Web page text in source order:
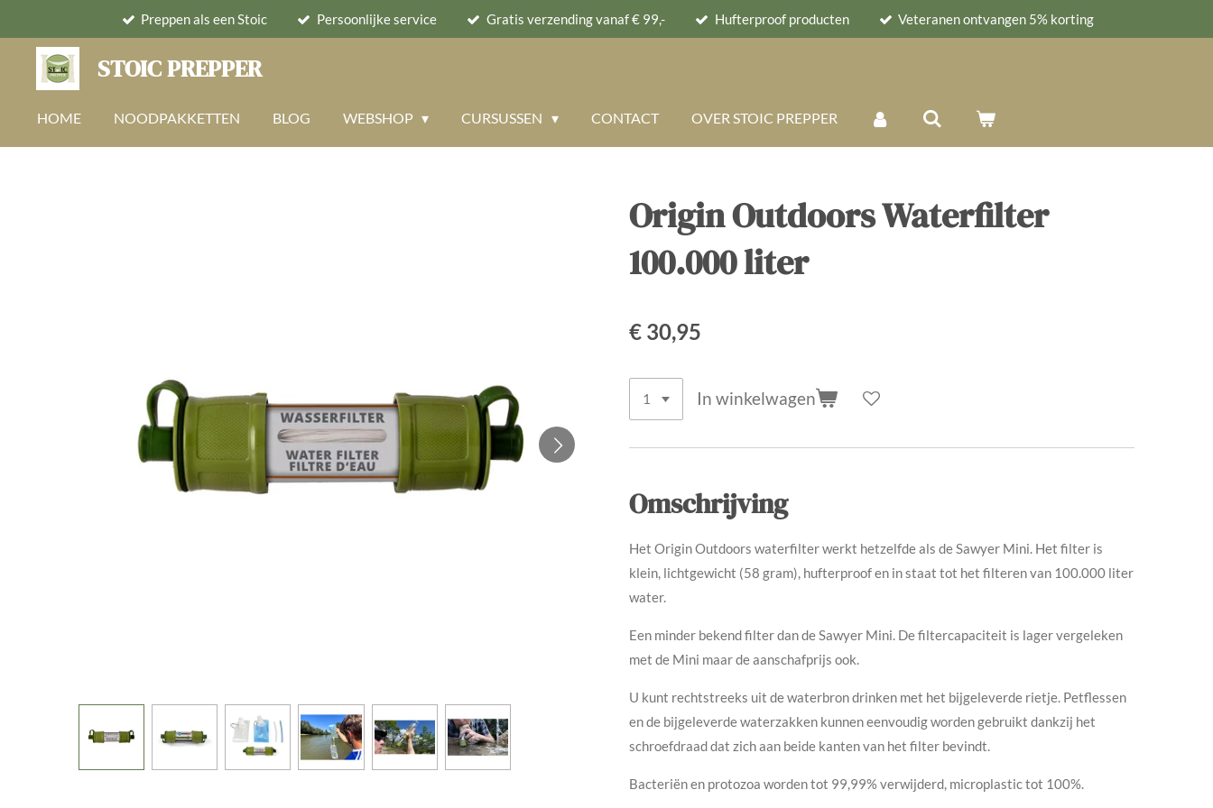
direct
hoofdinhoud
Preppen als een Stoic Persoonlijke service Gratis verzending vanaf € 99,- Hufterproof producten Veteranen ontvangen 5% korting
STOIC PREPPER
HOME NOODPAKKETTEN BLOG WEBSHOP CURSUSSEN CONTACT OVER STOIC PREPPER
Origin Outdoors Waterfilter
100.000 liter
€ 30,95
In winkelwagen
Omschrijving
Het Origin Outdoors waterfilter werkt hetzelfde als de Sawyer Mini. Het filter is
klein, lichtgewicht (58 gram), hufterproof en in staat tot het filteren van 100.000 liter
water.
Een minder bekend filter dan de Sawyer Mini. De filtercapaciteit is lager vergeleken
met de Mini maar de aanschafprijs ook.
U kunt rechtstreeks uit de waterbron drinken met het bijgeleverde rietje. Petflessen
en de bijgeleverde waterzakken kunnen eenvoudig worden gebruikt dankzij het
schroefdraad dat zich aan beide kanten van het filter bevindt.
Bacteriën en protozoa worden tot 99,99% verwijderd, microplastic tot 100%.